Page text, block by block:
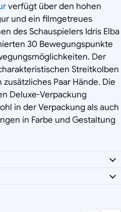
verfügt über den hohen
und ein filmgetreues
des Schauspielers Idris Elba
30 Bewegungspunkte
Der
Streitkolben
Paar Hände. Die
Deluxe-Verpackung
in der Verpackung als auch
in Farbe und Gestaltung